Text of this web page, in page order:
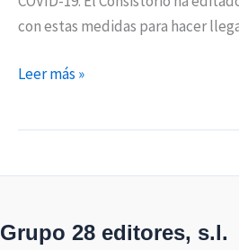
con estas medidas para hacer
Leer más »
Grupo 28 editores, s.l.